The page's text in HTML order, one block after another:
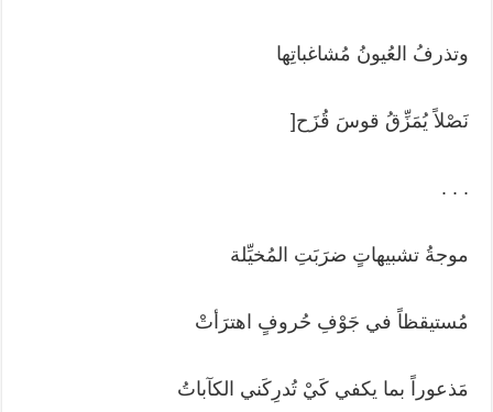
وتذرفُ العُيونُ مُشاغباتِها
نَصْلاً يُمَزِّقُ قوسَ قُزَح[
. . .
موجةُ تشبيهاتٍ ضرَبَتِ المُخيِّلة
مُستيقظاً في جَوْفِ حُروفٍ اهترَأتْ
مَذعوراً بما يكفي كَيْ تُدرِكَني الكآباتُ